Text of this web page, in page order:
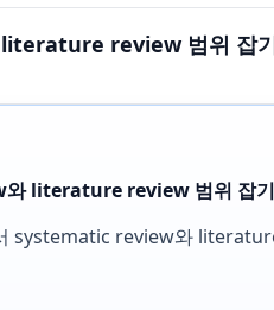
review 범위 잡
literature review 범위 잡기
systematic review와